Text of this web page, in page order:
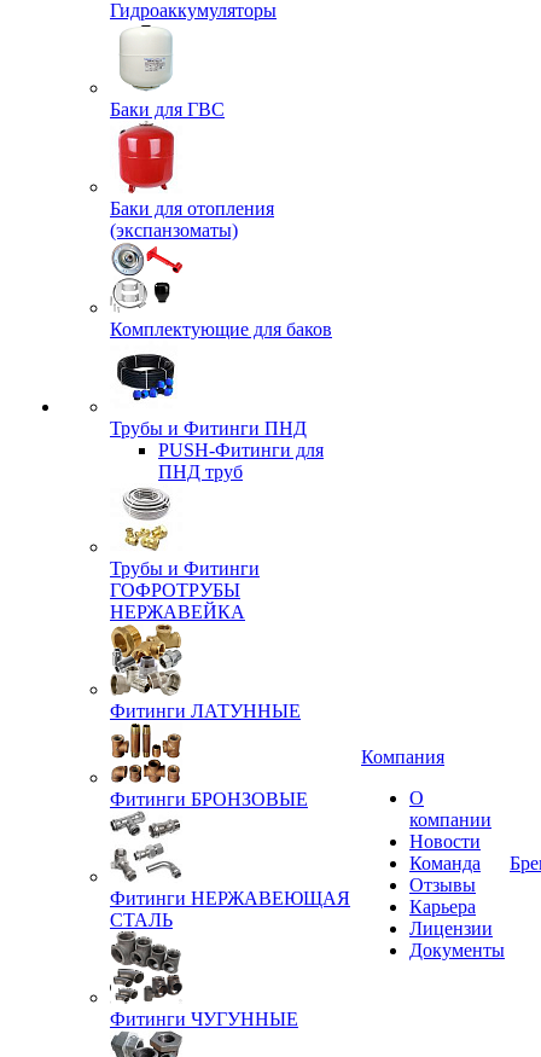
Гидроаккумуляторы
Баки для ГВС
Баки для отопления
(экспанзоматы)
Комплектующие для баков
Трубы и Фитинги ПНД
PUSH-Фитинги для
ПНД труб
Трубы и Фитинги
ГОФРОТРУБЫ
НЕРЖАВЕЙКА
Фитинги ЛАТУННЫЕ
Фитинги БРОНЗОВЫЕ
Фитинги НЕРЖАВЕЮЩАЯ
СТАЛЬ
Фитинги ЧУГУННЫЕ
Компания
О
компании
Новости
Команда
Отзывы
Карьера
Лицензии
Документы